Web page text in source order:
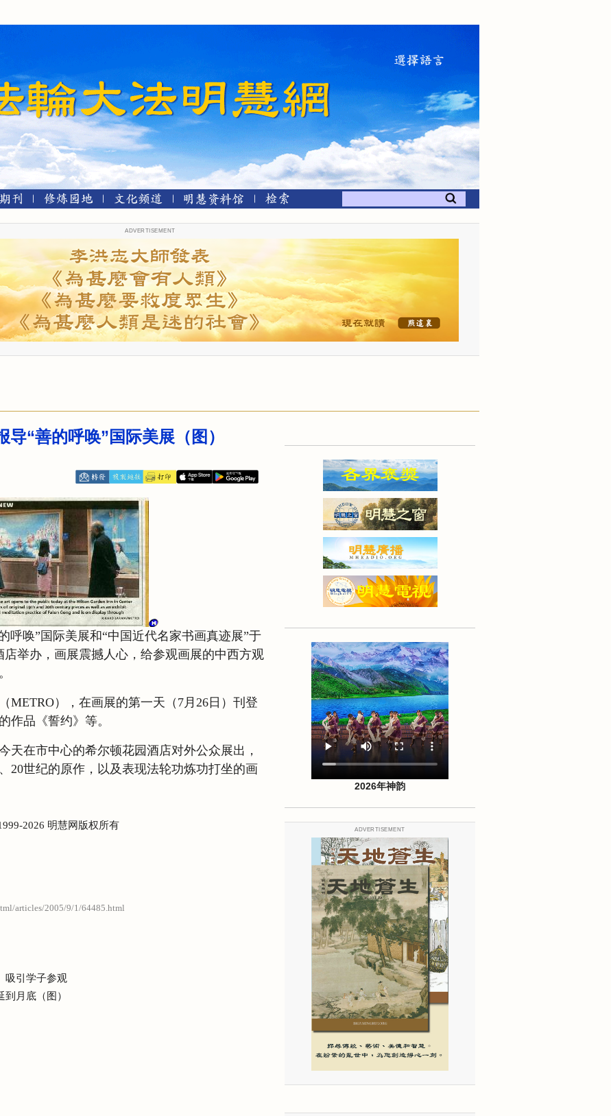
ADVERTISEMENT
“善的呼唤”国际美展（图）
呼唤”国际美展和“中国近代名家书画真迹展”于
举办，画展震撼人心，给参观画展的中西方观
METRO），在画展的第一天（7月26日）刊登
作品《誓约》等。
天在市中心的希尔顿花园酒店对外公众展出，
20世纪的原作，以及表现法轮功炼功打坐的画
2026 明慧网版权所有
articles/2005/9/1/64485.html
吸引学子参观
月底（图）
2026年神韵
ADVERTISEMENT